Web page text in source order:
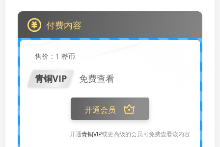
付费内容
售价： 1 桦币
青铜VIP 免费查看
开通会员
开通青铜VIP或更高级的会员可免费查看该内容